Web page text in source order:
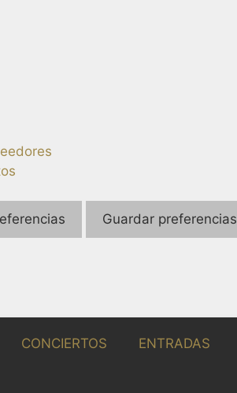
Guardar preferencias
CONCIERTOS ENTRADAS